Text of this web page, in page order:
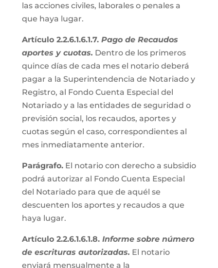
las acciones civiles, laborales o penales a
que haya lugar.
Artículo 2.2.6.1.6.1.7. Pago de Recaudos
aportes y cuotas. Dentro de los primeros
quince días de cada mes el notario deberá
pagar a la Superintendencia de Notariado y
Registro, al Fondo Cuenta Especial del
Notariado y a las entidades de seguridad o
previsión social, los recaudos, aportes y
cuotas según el caso, correspondientes al
mes inmediatamente anterior.
Parágrafo.El notario con derecho a subsidio
podrá autorizar al Fondo Cuenta Especial
del Notariado para que de aquél se
descuenten los aportes y recaudos a que
haya lugar.
Artículo 2.2.6.1.6.1.8. Informe sobre número
de escrituras autorizadas. El notario
enviará mensualmente a la